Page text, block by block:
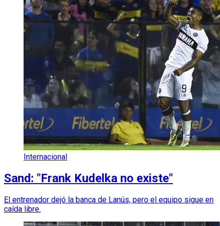
Internacional
Sand: "Frank Kudelka no existe"
El entrenador dejó la banca de Lanús, pero el equipo sigue en
caída libre.